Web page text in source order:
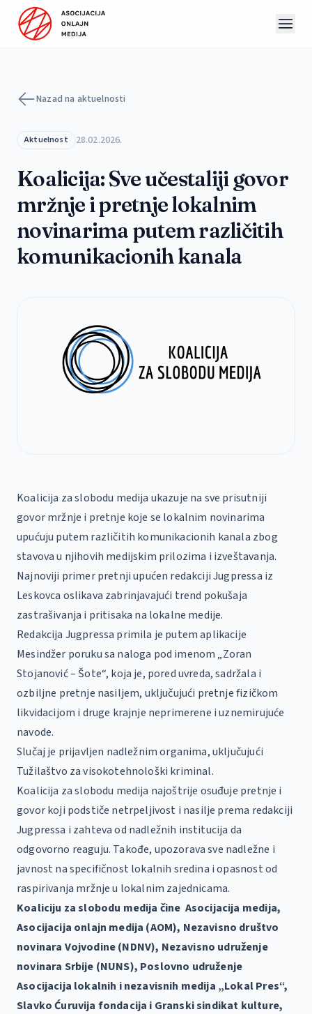
Preskoči na sadržaj
Nazad na aktuelnosti
Aktuelnost 28.02.2026.
Koalicija: Sve učestaliji govor
mržnje i pretnje lokalnim
novinarima putem različitih
komunikacionih kanala
Koalicija za slobodu medija ukazuje na sve prisutniji
govor mržnje i pretnje koje se lokalnim novinarima
upućuju putem različitih komunikacionih kanala zbog
stavova u njihovih medijskim prilozima i izveštavanja.
Najnoviji primer pretnji upućen redakciji Jugpressa iz
Leskovca oslikava zabrinjavajući trend pokušaja
zastrašivanja i pritisaka na lokalne medije.
Redakcija Jugpressa primila je putem aplikacije
Mesindžer poruku sa naloga pod imenom „Zoran
Stojanović – Šote“, koja je, pored uvreda, sadržala i
ozbiljne pretnje nasiljem, uključujući pretnje fizičkom
likvidacijom i druge krajnje neprimerene i uznemirujuće
navode.
Slučaj je prijavljen nadležnim organima, uključujući
Tužilaštvo za visokotehnološki kriminal.
Koalicija za slobodu medija najoštrije osuđuje pretnje i
govor koji podstiče netrpeljivost i nasilje prema redakciji
Jugpressa i zahteva od nadležnih institucija da
odgovorno reaguju. Takođe, upozorava sve nadležne i
javnost na specifičnost lokalnih sredina i opasnost od
raspirivanja mržnje u lokalnim zajednicama.
Koaliciju za slobodu medija čine Asocijacija medija,
Asocijacija onlajn medija (AOM), Nezavisno društvo
novinara Vojvodine (NDNV), Nezavisno udruženje
novinara Srbije (NUNS), Poslovno udruženje
Asocijacija lokalnih i nezavisnih medija „Lokal Pres“,
Slavko Ćuruvija fondacija i Granski sindikat kulture,